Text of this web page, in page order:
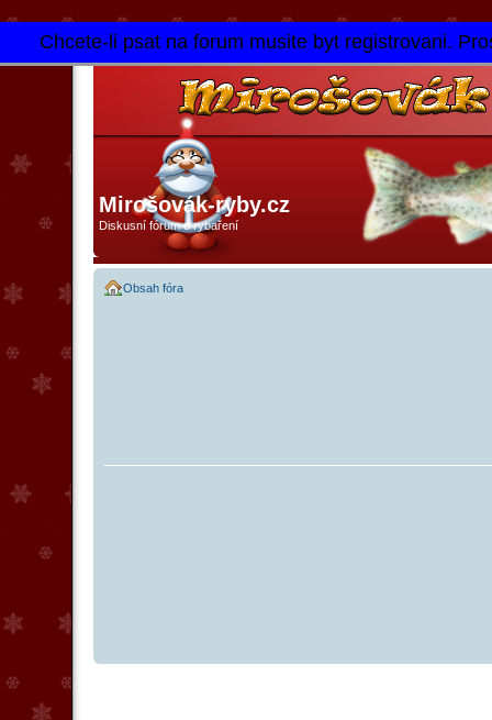
Chcete-li psat na forum musite byt registrovani.
Mirošovák-ryby.cz
Diskusní fórum o rybaření
Obsah fóra